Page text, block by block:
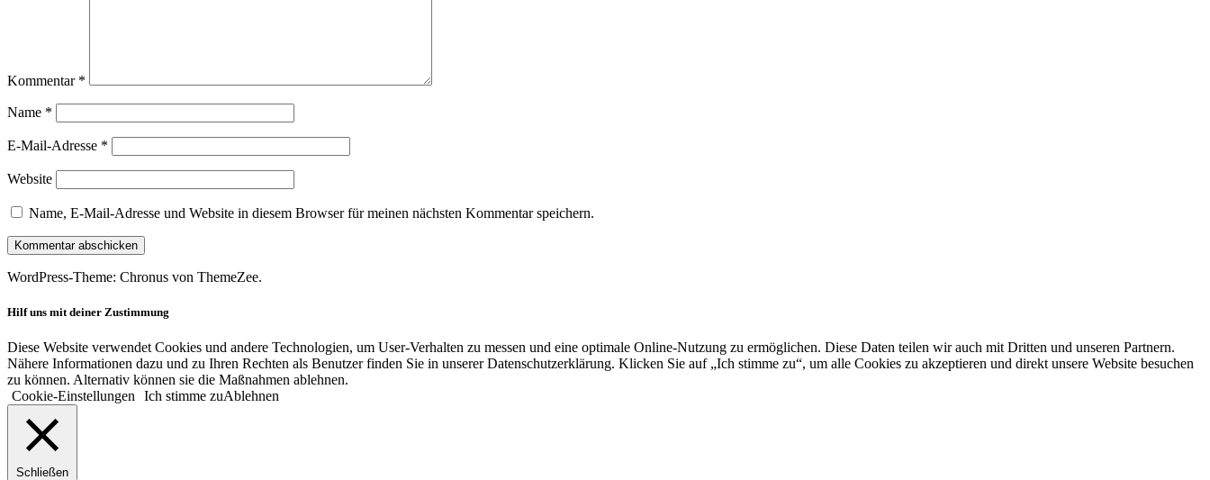
Kommentar *
Name *
E-Mail-Adresse *
Website
Name, E-Mail-Adresse und Website in diesem Browser für meinen nächsten Kommentar speichern.
WordPress-Theme: Chronus von ThemeZee.
Hilf uns mit deiner Zustimmung
Diese Website verwendet Cookies und andere Technologien, um User-Verhalten zu messen und eine optimale Online-Nutzung zu ermöglichen. Diese Daten teilen wir auch mit Dritten und unseren Partnern.
Nähere Informationen dazu und zu Ihren Rechten als Benutzer finden Sie in unserer Datenschutzerklärung. Klicken Sie auf „Ich stimme zu“, um alle Cookies zu akzeptieren und direkt unsere Website besuchen
zu können. Alternativ können sie die Maßnahmen ablehnen.
Cookie-Einstellungen
Ich stimme zuAblehnen
Schließen